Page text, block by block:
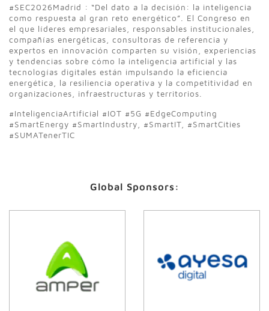
#SEC2026Madrid : “Del dato a la decisión: la inteligencia
como respuesta al gran reto energético”. El Congreso en
el que líderes empresariales, responsables institucionales,
compañías energéticas, consultoras de referencia y
expertos en innovación comparten su visión, experiencias
y tendencias sobre cómo la inteligencia artificial y las
tecnologías digitales están impulsando la eficiencia
energética, la resiliencia operativa y la competitividad en
organizaciones, infraestructuras y territorios.
#InteligenciaArtificial #IOT #5G #EdgeComputing
#SmartEnergy #SmartIndustry, #SmartIT, #SmartCities
#SUMATenerTIC
Global Sponsors: